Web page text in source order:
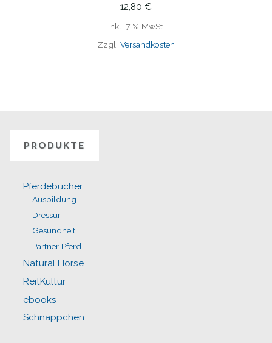
12,80 €
Inkl. 7 % MwSt.
Zzgl. Versandkosten
PRODUKTE
Pferdebücher
Ausbildung
Dressur
Gesundheit
Partner Pferd
Natural Horse
ReitKultur
ebooks
Schnäppchen